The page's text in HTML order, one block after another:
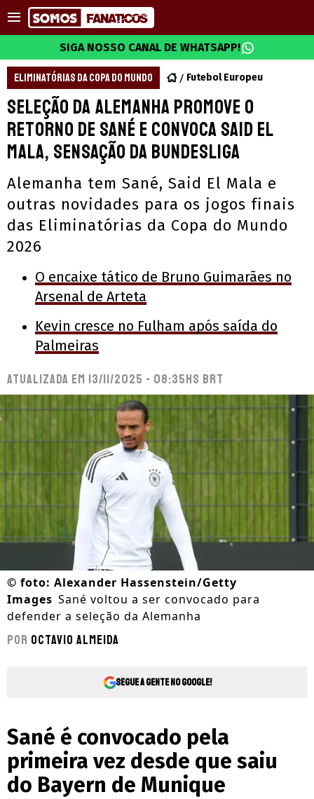
SIGA NOSSO CANAL DE WHATSAPP!
ELIMINATÓRIAS DA COPA DO MUNDO Futebol Europeu
Seleção da Alemanha promove o
retorno de Sané e convoca Said El
Mala, sensação da Bundesliga
Alemanha tem Sané, Said El Mala e
outras novidades para os jogos finais
das Eliminatórias da Copa do Mundo
2026
O encaixe tático de Bruno Guimarães no
Arsenal de Arteta
Kevin cresce no Fulham após saída do
Palmeiras
Atualizada em 13/11/2025 - 08:35hs BRT
© foto: Alexander Hassenstein/Getty
Images Sané voltou a ser convocado para
defender a seleção da Alemanha
Por Octavio Almeida
Segue a gente no Google!
Sané é convocado pela
primeira vez desde que saiu
do Bayern de Munique